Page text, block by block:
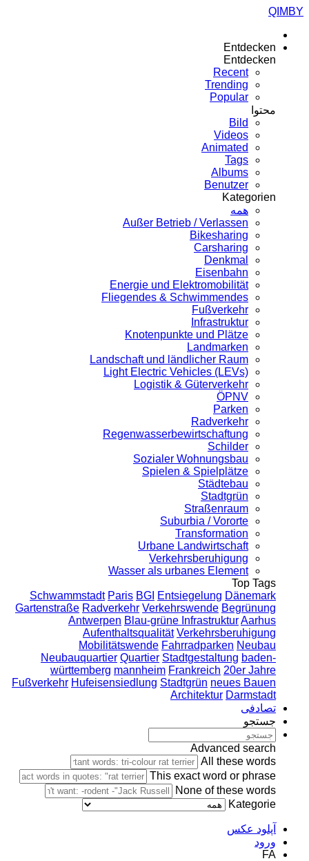
QIMBY
Entdecken
Entdecken
Recent
Trending
Popular
محتوا
Bild
Videos
Animated
Tags
Albums
Benutzer
Kategorien
همه
Außer Betrieb / Verlassen
Bikesharing
Carsharing
Denkmal
Eisenbahn
Energie und Elektromobilität
Fliegendes & Schwimmendes
Fußverkehr
Infrastruktur
Knotenpunkte und Plätze
Landmarken
Landschaft und ländlicher Raum
Light Electric Vehicles (LEVs)
Logistik & Güterverkehr
ÖPNV
Parken
Radverkehr
Regenwasserbewirtschaftung
Schilder
Sozialer Wohnungsbau
Spielen & Spielplätze
Städtebau
Stadtgrün
Straßenraum
Suburbia / Vororte
Transformation
Urbane Landwirtschaft
Verkehrsberuhigung
Wasser als urbanes Element
Top Tags
Schwammstadt Paris BGI Entsiegelung Dänemark
Gartenstraße Radverkehr Verkehrswende Begrünung
Antwerpen Blau-grüne InfrastrukturAarhus
Aufenthaltsqualität Verkehrsberuhigung
Mobilitätswende Fahrradparken Neubau
Neubauquartier Quartier Stadtgestaltung baden-
württemberg mannheim Frankreich 20er Jahre
Fußverkehr Hufeisensiedlung Stadtgrün neues Bauen
Architektur Darmstadt
تصادفی
جستجو
Advanced search
All these words
This exact word or phrase
None of these words
Kategorie
آپلود عکس
ورود
FA